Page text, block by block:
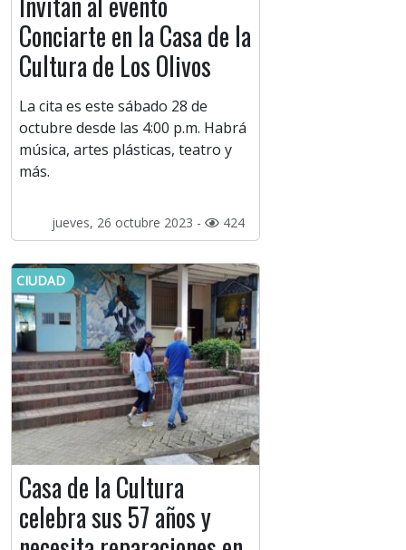
Conciarte en la Casa de la
Cultura de Los Olivos
La cita es este sábado 28 de
octubre desde las 4:00 p.m. Habrá
música, artes plásticas, teatro y
más.
jueves, 26 octubre 2023 - 424
CIUDAD
Casa de la Cultura
celebra sus 57 años y